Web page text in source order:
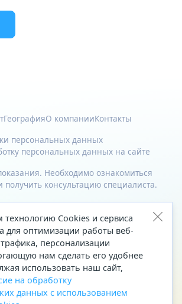
ГеографияО компанииКонтакты
персональных данных
персональных данных на сайте
Необходимо ознакомиться
получить консультацию специалиста.
защищены.
д. 19 (вход в здание со стороны
директора
Cookies и сервиса
для оптимизации работы веб-
персонализации
нам сделать его удобнее
использовать наш сайт,
на обработку
данных с использованием